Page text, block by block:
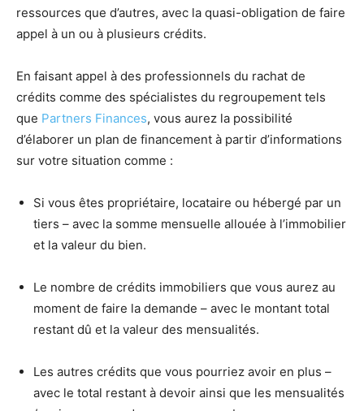
ressources que d’autres, avec la quasi-obligation de faire
appel à un ou à plusieurs crédits.
En faisant appel à des professionnels du rachat de
crédits comme des spécialistes du regroupement tels
que Partners Finances, vous aurez la possibilité
d’élaborer un plan de financement à partir d’informations
sur votre situation comme :
Si vous êtes propriétaire, locataire ou hébergé par un
tiers – avec la somme mensuelle allouée à l’immobilier
et la valeur du bien.
Le nombre de crédits immobiliers que vous aurez au
moment de faire la demande – avec le montant total
restant dû et la valeur des mensualités.
Les autres crédits que vous pourriez avoir en plus –
avec le total restant à devoir ainsi que les mensualités